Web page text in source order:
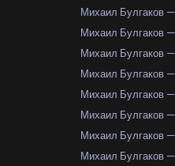
Михаил Булгаков
Михаил Булгаков
Михаил Булгаков
Михаил Булгаков
Михаил Булгаков
Михаил Булгаков
Михаил Булгаков
Михаил Булгаков